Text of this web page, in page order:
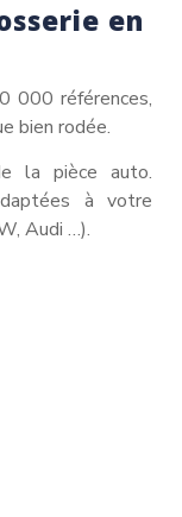
en
000 références,
bien rodée.
la pièce auto.
à votre
Audi …).